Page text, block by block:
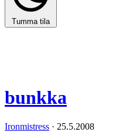
Tumma tila
bunkka
Ironmistress · 25.5.2008